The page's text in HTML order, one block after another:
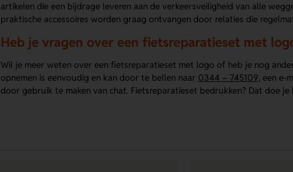
artikelen die een bijdrage leveren aan de verkeersveiligheid van alle
praktische accessoires worden graag ontvangen door relaties die
Heb je vragen over een fietsreparatieset met
Wil je meer weten over een fietsreparatieset met logo of heb je nog
opnemen is eenvoudig en kan door te bellen naar 0344 – 745109, een e-
door gebruik te maken van chat. Fietsreparatieset bedrukken? Dat doe je